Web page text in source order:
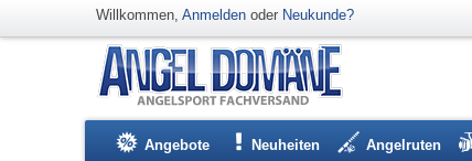
Willkommen, Anmelden oder Neukunde?
Angebote Neuheiten Angelruten